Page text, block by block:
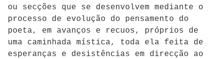
ou secções que se desenvolvem mediante o
processo de evolução do pensamento do
poeta, em avanços e recuos, próprios de
uma caminhada mística, toda ela feita de
esperanças e desistências em direcção ao